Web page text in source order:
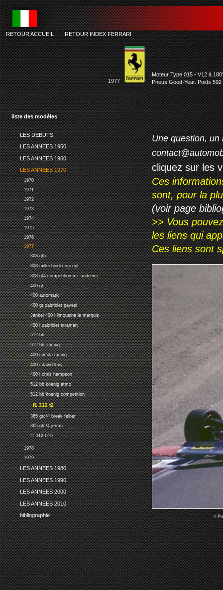
liste des modèles
LES DEBUTS
LES ANNEES 1950
LES ANNEES 1960
LES ANNEES 1970
1970
1971
1972
1973
1974
1975
1976
1977
308 gtb
308 millechiodi concept
308 gt4 competition mc-andrews
400 gt
400 automatic
400 gt cabriolet pavesi
Jankel 400 i limousine le marquis
400 i cabriolet straman
512 bb
512 bb "racing"
400 i imola racing
400 i david levy
400 i chris hampson
512 bb koenig atmo
512 bb koenig competition
f1 312 t2
365 gtc/4 break felber
365 gtc/4 jerrari
f1 312 t2-6
1978
1979
LES ANNEES 1980
LES ANNEES 1990
LES ANNEES 2000
LES ANNEES 2010
bibliographie
RETOUR ACCUEIL-RETOUR INDEX FERRARI
1977
Moteur Type 015 - V12 à
Pneus Good-Year. Poids 592
Une question, un
cliquez sur les
Ces
sont, pour la
(voir page
>> Vous
les liens qui
Ces liens sont
<